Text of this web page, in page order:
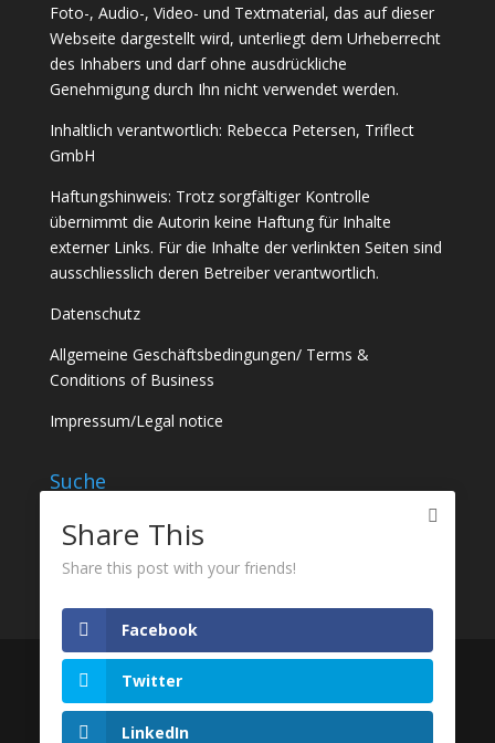
Foto-, Audio-, Video- und Textmaterial, das auf dieser
Webseite dargestellt wird, unterliegt dem Urheberrecht
des Inhabers und darf ohne ausdrückliche
Genehmigung durch Ihn nicht verwendet werden.
Inhaltlich verantwortlich: Rebecca Petersen, Triflect
GmbH
Haftungshinweis: Trotz sorgfältiger Kontrolle
übernimmt die Autorin keine Haftung für Inhalte
externer Links. Für die Inhalte der verlinkten Seiten sind
ausschliesslich deren Betreiber verantwortlich.
Datenschutz
Allgemeine Geschäftsbedingungen/ Terms &
Conditions of Business
Impressum/Legal notice
Suche
Designed byElegant Themes| Powered by
Share This
Share this post with your friends!
Facebook
Twitter
LinkedIn